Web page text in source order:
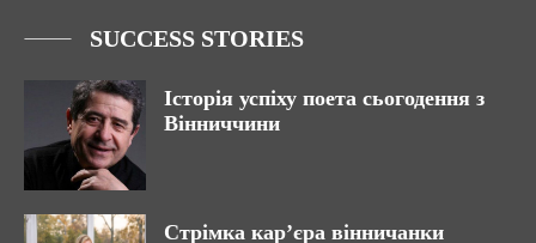
SUCCESS STORIES
Історія успіху поета сьогодення з
Вінниччини
Стрімка кар’єра вінничанки